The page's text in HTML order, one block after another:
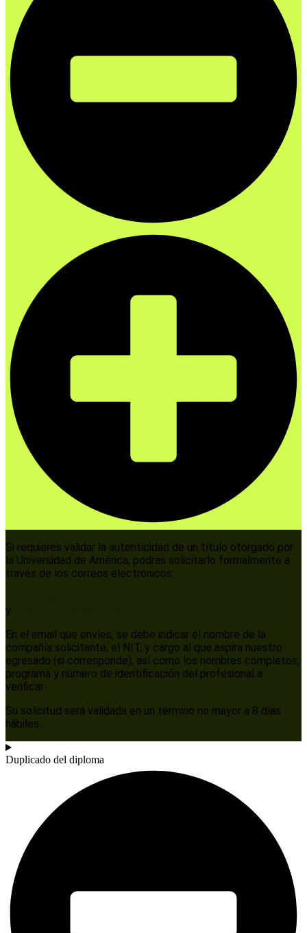
Si requieres validar la autenticidad de un título otorgado por
la Universidad de América, podrás solicitarlo formalmente a
través de los correos electrónicos:
y
En el email que envíes, se debe indicar el nombre de la
compañía solicitante, el NIT, y cargo al que aspira nuestro
egresado (si corresponde), así como los nombres completos,
programa y número de identificación del profesional a
verificar.
Su solicitud será validada en un término no mayor a 8 días
hábiles.
Duplicado del diploma